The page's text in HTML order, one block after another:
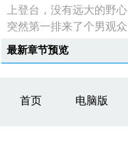
上登台，没有远大的野
突然第一排来了个男观
最新章节预览
首页 电脑版